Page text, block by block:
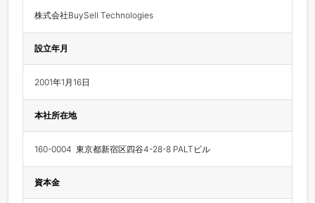
株式会社BuySell Technologies
設立年月
2001年1月16日
本社所在地
160-0004  東京都新宿区四谷4-28-8 PALTビル
資本金